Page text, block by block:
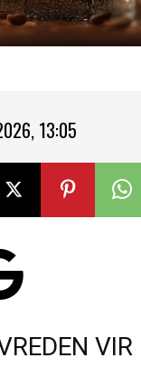
13:05
VIR